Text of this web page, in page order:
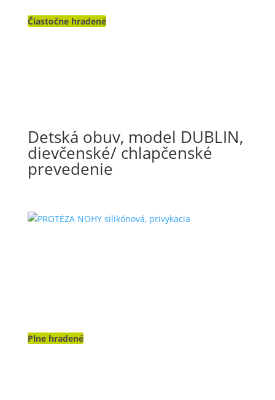
Čiastočne hradené
Detská obuv, model DUBLIN,
dievčenské/ chlapčenské
prevedenie
Plne hradené